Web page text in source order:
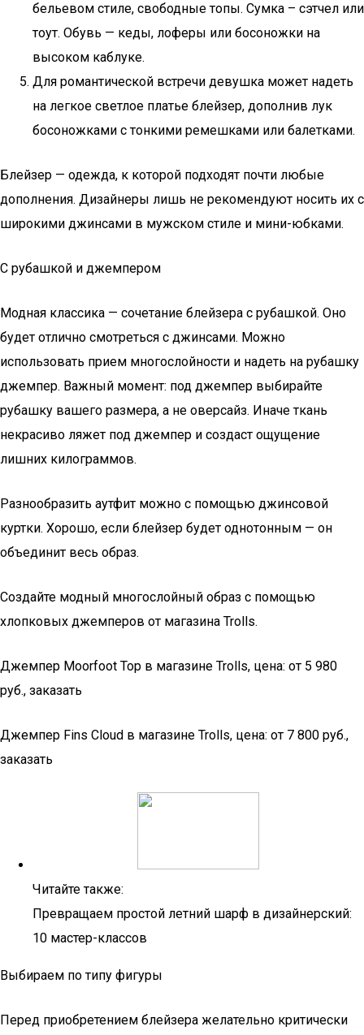
бельевом стиле, свободные топы. Сумка – сэтчел или
тоут. Обувь — кеды, лоферы или босоножки на
высоком каблуке.
Для романтической встречи девушка может надеть
на легкое светлое платье блейзер, дополнив лук
босоножками с тонкими ремешками или балетками.
Блейзер — одежда, к которой подходят почти любые
дополнения. Дизайнеры лишь не рекомендуют носить их с
широкими джинсами в мужском стиле и мини-юбками.
С рубашкой и джемпером
Модная классика — сочетание блейзера с рубашкой. Оно
будет отлично смотреться с джинсами. Можно
использовать прием многослойности и надеть на рубашку
джемпер. Важный момент: под джемпер выбирайте
рубашку вашего размера, а не оверсайз. Иначе ткань
некрасиво ляжет под джемпер и создаст ощущение
лишних килограммов.
Разнообразить аутфит можно с помощью джинсовой
куртки. Хорошо, если блейзер будет однотонным — он
объединит весь образ.
Создайте модный многослойный образ с помощью
хлопковых джемперов от магазина Trolls.
Джемпер Moorfoot Top​ в магазине Trolls, цена: от 5 980
руб., заказать​
Джемпер Fins Cloud в магазине Trolls, цена: от 7 800 руб.,
заказать
Читайте также:
Превращаем простой летний шарф в дизайнерский:
10 мастер-классов
Выбираем по типу фигуры
Перед приобретением блейзера желательно критически